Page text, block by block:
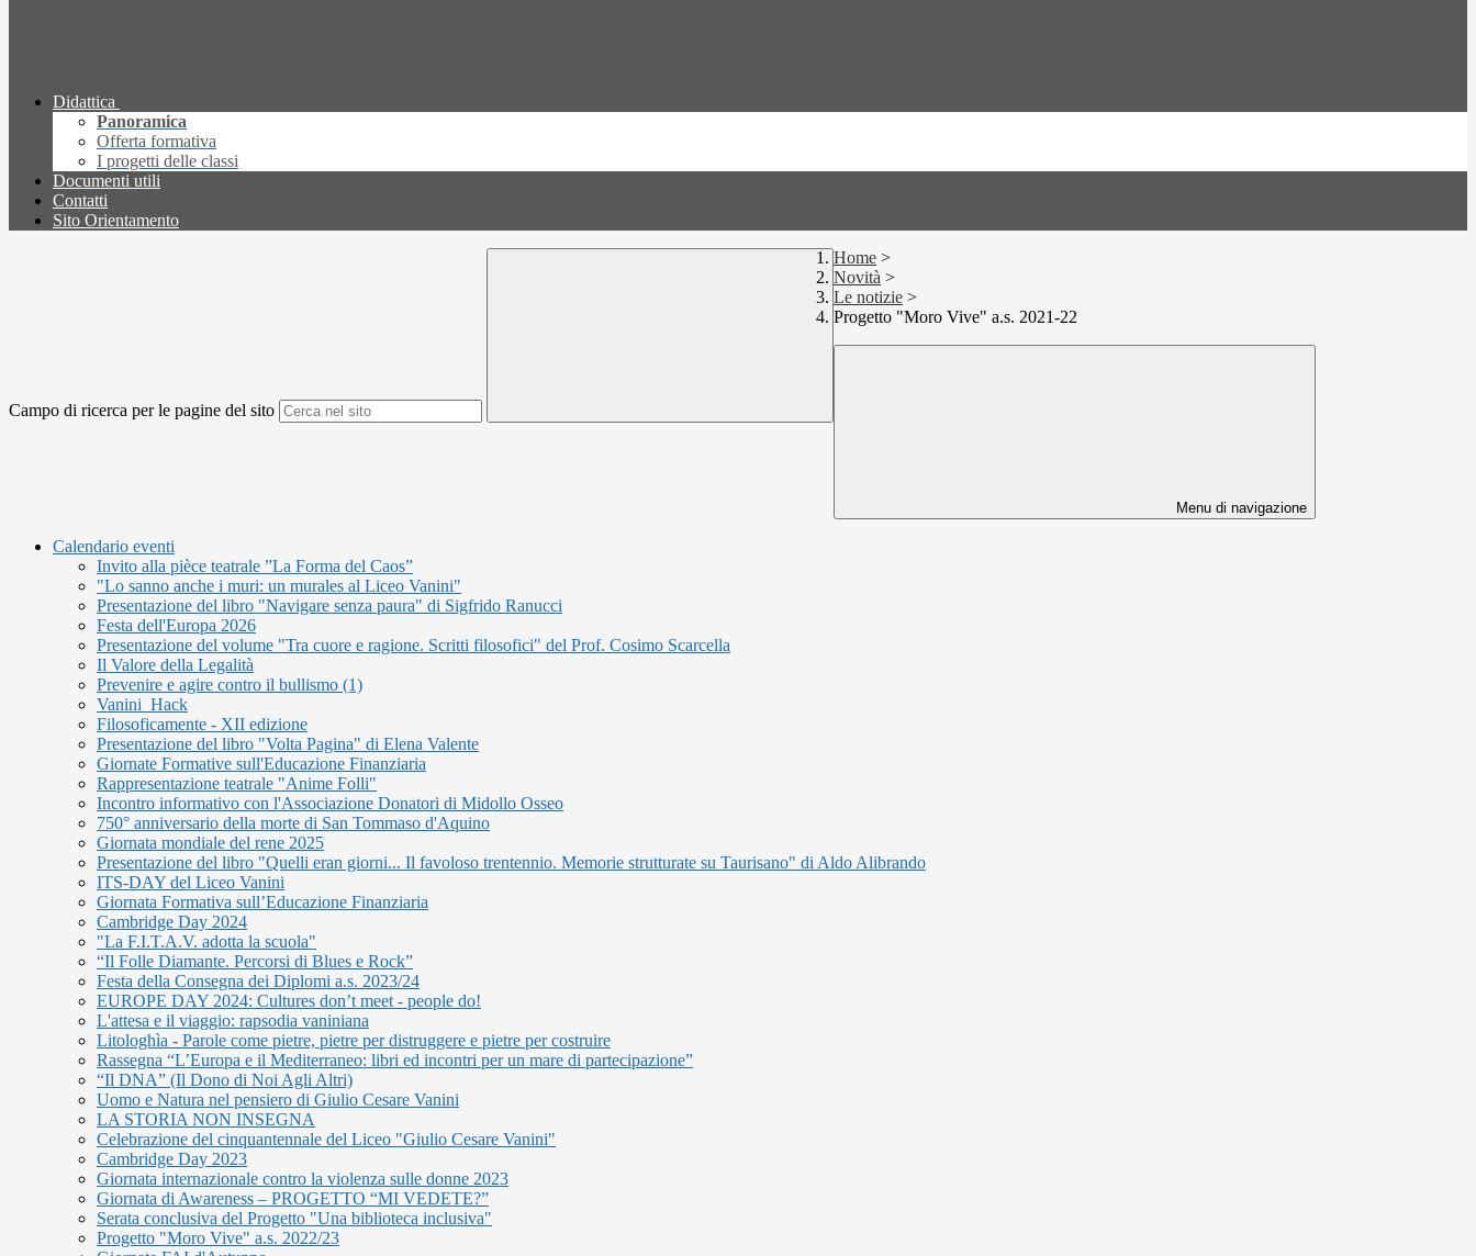
Didattica
Panoramica
Offerta formativa
I progetti delle classi
Documenti utili
Contatti
Sito Orientamento
Campo di ricerca per le pagine del sito
Home >
Novità >
Le notizie >
Progetto "Moro Vive" a.s. 2021-22
Menu di navigazione
Calendario eventi
Invito alla pièce teatrale ”La Forma del Caos”
"Lo sanno anche i muri: un murales al Liceo Vanini"
Presentazione del libro "Navigare senza paura" di Sigfrido Ranucci
Festa dell'Europa 2026
Presentazione del volume "Tra cuore e ragione. Scritti filosofici" del Prof. Cosimo Scarcella
Il Valore della Legalità
Prevenire e agire contro il bullismo (1)
Vanini_Hack
Filosoficamente - XII edizione
Presentazione del libro "Volta Pagina" di Elena Valente
Giornate Formative sull'Educazione Finanziaria
Rappresentazione teatrale "Anime Folli"
Incontro informativo con l'Associazione Donatori di Midollo Osseo
750° anniversario della morte di San Tommaso d'Aquino
Giornata mondiale del rene 2025
Presentazione del libro "Quelli eran giorni... Il favoloso trentennio. Memorie strutturate su Taurisano" di Aldo Alibrando
ITS-DAY del Liceo Vanini
Giornata Formativa sull’Educazione Finanziaria
Cambridge Day 2024
"La F.I.T.A.V. adotta la scuola"
“Il Folle Diamante. Percorsi di Blues e Rock”
Festa della Consegna dei Diplomi a.s. 2023/24
EUROPE DAY 2024: Cultures don’t meet - people do!
L'attesa e il viaggio: rapsodia vaniniana
Litologhìa - Parole come pietre, pietre per distruggere e pietre per costruire
Rassegna “L’Europa e il Mediterraneo: libri ed incontri per un mare di partecipazione”
“Il DNA” (Il Dono di Noi Agli Altri)
Uomo e Natura nel pensiero di Giulio Cesare Vanini
LA STORIA NON INSEGNA
Celebrazione del cinquantennale del Liceo "Giulio Cesare Vanini"
Cambridge Day 2023
Giornata internazionale contro la violenza sulle donne 2023
Giornata di Awareness – PROGETTO “MI VEDETE?”
Serata conclusiva del Progetto "Una biblioteca inclusiva"
Progetto "Moro Vive" a.s. 2022/23